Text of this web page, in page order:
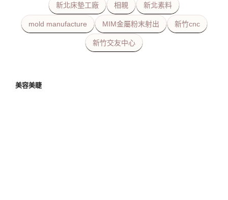
新北床墊工廠 相親 新北素料
mold manufacture MIM金屬粉末射出 新竹cnc
新竹交友中心
美容美睫